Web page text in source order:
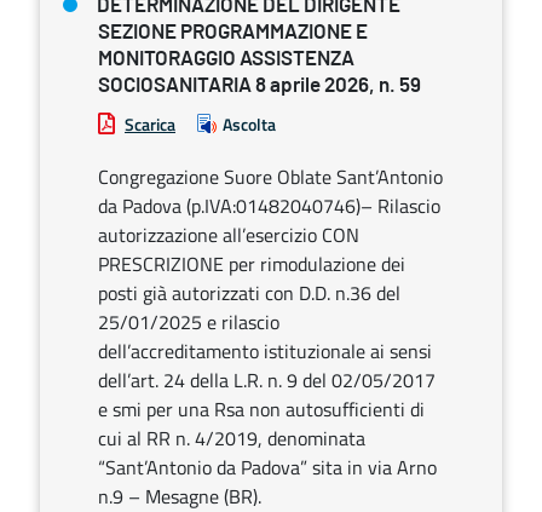
DETERMINAZIONE DEL DIRIGENTE
SEZIONE PROGRAMMAZIONE E
MONITORAGGIO ASSISTENZA
SOCIOSANITARIA 8 aprile 2026, n. 59
Scarica Ascolta
Congregazione Suore Oblate Sant’Antonio
da Padova (p.IVA:01482040746)– Rilascio
autorizzazione all’esercizio CON
PRESCRIZIONE per rimodulazione dei
posti già autorizzati con D.D. n.36 del
25/01/2025 e rilascio
dell’accreditamento istituzionale ai sensi
dell’art. 24 della L.R. n. 9 del 02/05/2017
e smi per una Rsa non autosufficienti di
cui al RR n. 4/2019, denominata
“Sant’Antonio da Padova” sita in via Arno
n.9 – Mesagne (BR).